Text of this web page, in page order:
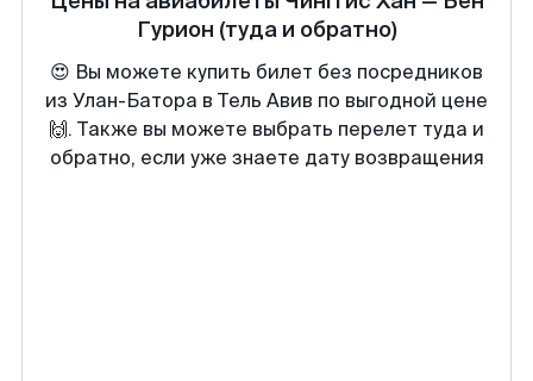
Гурион (туда и обратно)
😍 Вы можете купить билет без посредников
из Улан-Батора в Тель Авив по выгодной цене
🙌. Также вы можете выбрать перелет туда и
обратно, если уже знаете дату возвращения